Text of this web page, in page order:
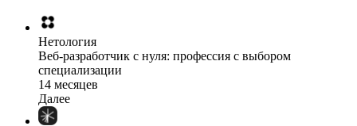
Нетология
Веб-разработчик с нуля: профессия с выбором
специализации
14 месяцев
Далее